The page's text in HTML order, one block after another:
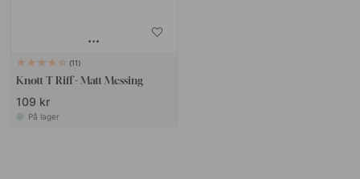
11
Knott T Riff - Matt Messing
109 kr
På lager